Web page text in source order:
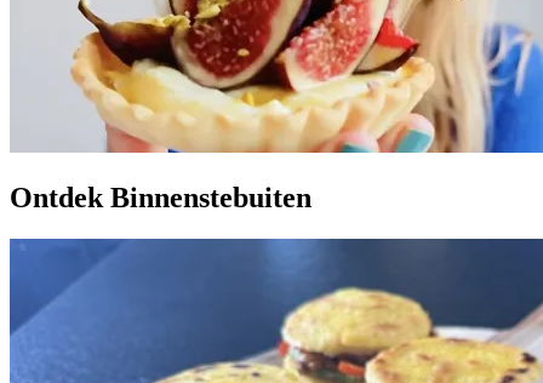
Ontdek Binnenstebuiten